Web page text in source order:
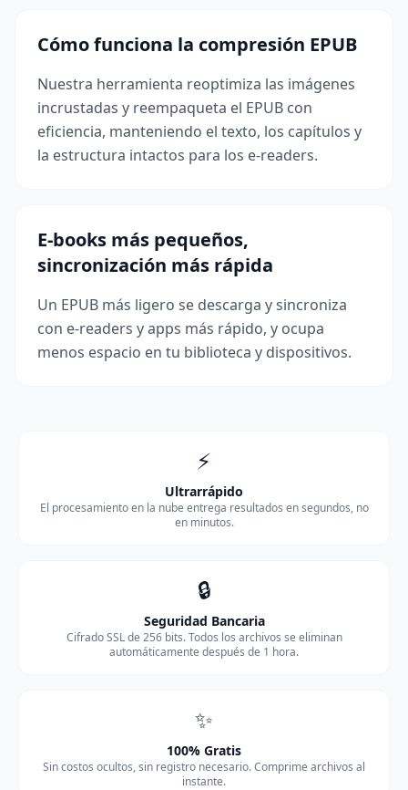
Cómo funciona la compresión EPUB
Nuestra herramienta reoptimiza las imágenes
incrustadas y reempaqueta el EPUB con
eficiencia, manteniendo el texto, los capítulos y
la estructura intactos para los e-readers.
E-books más pequeños,
sincronización más rápida
Un EPUB más ligero se descarga y sincroniza
con e-readers y apps más rápido, y ocupa
menos espacio en tu biblioteca y dispositivos.
⚡
Ultrarrápido
El procesamiento en la nube entrega resultados en segundos, no
en minutos.
🔒
Seguridad Bancaria
Cifrado SSL de 256 bits. Todos los archivos se eliminan
automáticamente después de 1 hora.
✨
100% Gratis
Sin costos ocultos, sin registro necesario. Comprime archivos al
instante.